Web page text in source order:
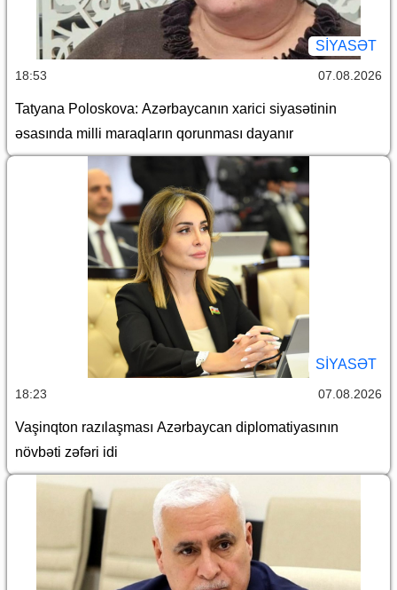
SİYASƏT
18:53 07.08.2026
Tatyana Poloskova: Azərbaycanın xarici siyasətinin
əsasında milli maraqların qorunması dayanır
SİYASƏT
18:23 07.08.2026
Vaşinqton razılaşması Azərbaycan diplomatiyasının
növbəti zəfəri idi